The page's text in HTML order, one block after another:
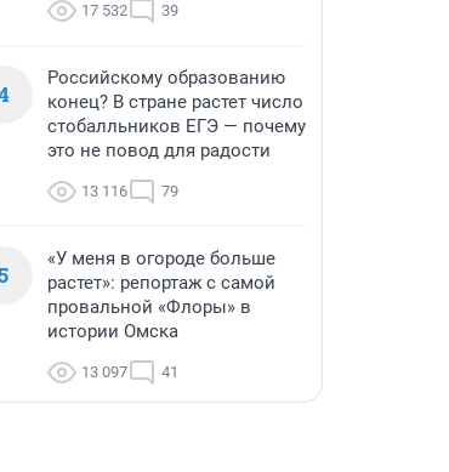
17 532 39
Российскому образованию
конец? В стране растет число
стобалльников ЕГЭ — почему
это не повод для радости
13 116 79
«У меня в огороде больше
растет»: репортаж с самой
провальной «Флоры» в
истории Омска
13 097 41